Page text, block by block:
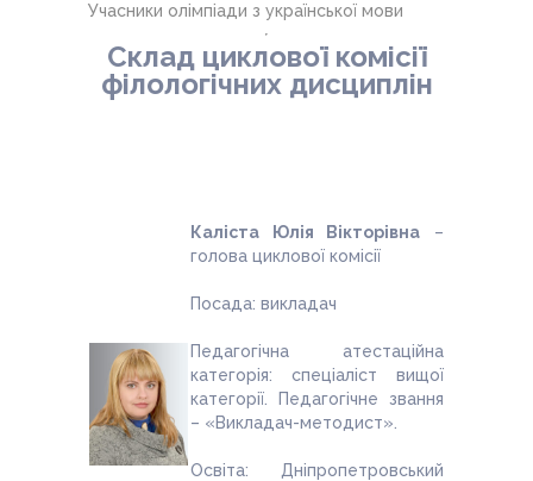
Учасники олімпіади з української мови
Склад циклової комісії
філологічних дисциплін
Каліста Юлія Вікторівна –
голова циклової комісії
Посада: викладач
Педагогічна атестаційна
категорія: спеціаліст вищої
категорії. Педагогічне звання
– «Викладач-методист».
Освіта: Дніпропетровський